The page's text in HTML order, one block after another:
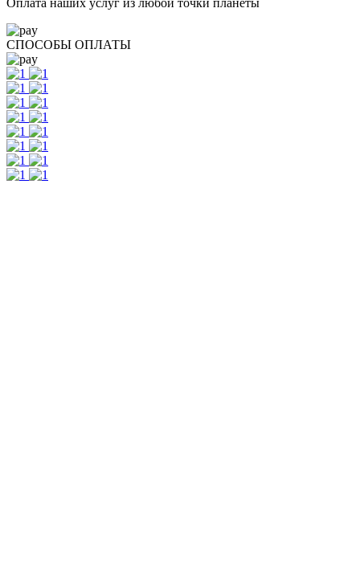
Оплата наших услуг из любой точки планеты
СПОСОБЫ ОПЛАТЫ